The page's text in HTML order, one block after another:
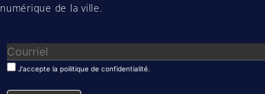
numérique de la ville.
J'accepte la poilitique de confidentialité.